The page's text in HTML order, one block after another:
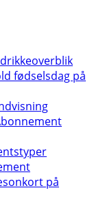
fødselsdag på
på